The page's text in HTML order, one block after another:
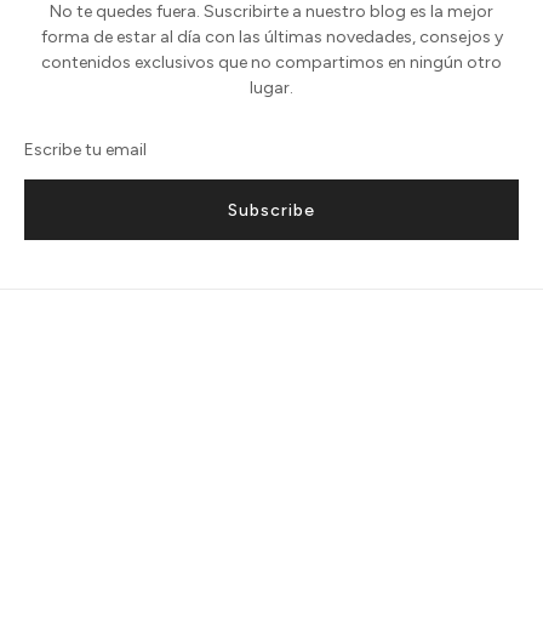
No te quedes fuera. Suscribirte a nuestro blog es la mejor
forma de estar al día con las últimas novedades, consejos y
contenidos exclusivos que no compartimos en ningún otro
lugar.
Subscribe